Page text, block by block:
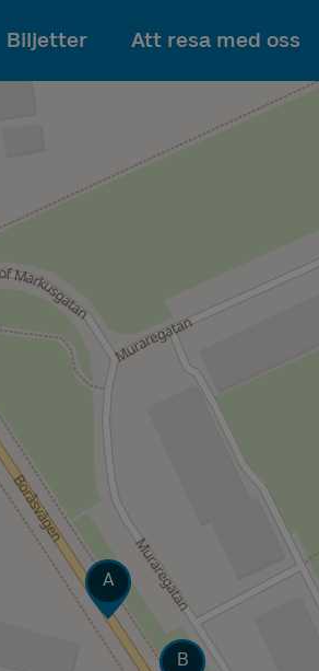
Till innehållet
Biljetter Att resa med oss
Läge
A
Läge
B